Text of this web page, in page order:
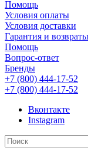
Помощь
Условия оплаты
Условия доставки
Гарантия и возвраты
Помощь
Вопрос-ответ
Бренды
+7 (800) 444-17-52
+7 (800) 444-17-52
Вконтакте
Instagram